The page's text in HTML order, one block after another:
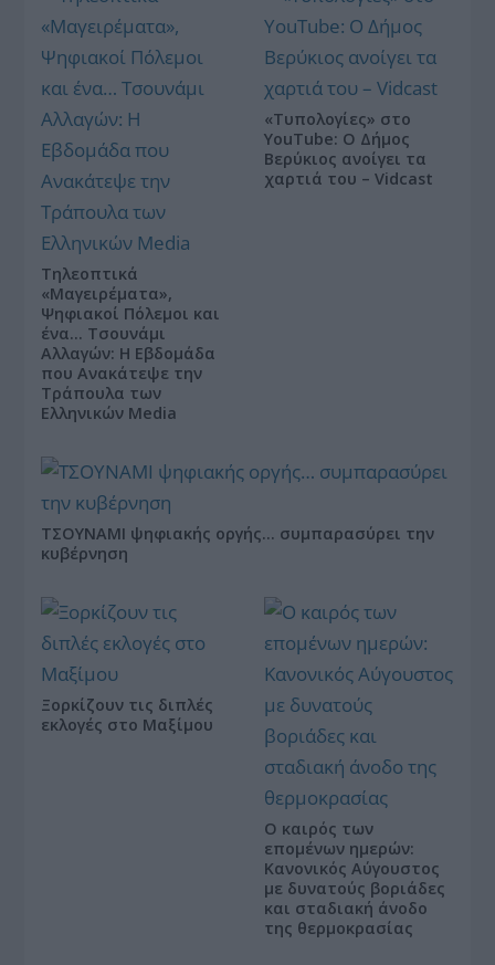
Τηλεοπτικά
«Μαγειρέματα»,
Ψηφιακοί Πόλεμοι και
ένα… Τσουνάμι
Αλλαγών: Η Εβδομάδα
που Ανακάτεψε την
Τράπουλα των
Ελληνικών Media
«Τυπολογίες» στο
YouTube: Ο Δήμος
Βερύκιος ανοίγει τα
χαρτιά του – Vidcast
ΤΣΟΥΝΑΜΙ ψηφιακής οργής… συμπαρασύρει την
κυβέρνηση
Ξορκίζουν τις διπλές
εκλογές στο Μαξίμου
Ο καιρός των
επομένων ημερών:
Κανονικός Αύγουστος
με δυνατούς βοριάδες
και σταδιακή άνοδο
της θερμοκρασίας